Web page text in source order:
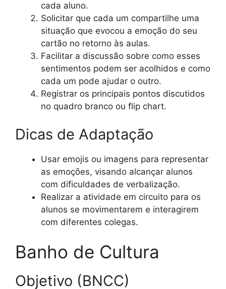
cada aluno.
Solicitar que cada um compartilhe uma
situação que evocou a emoção do seu
cartão no retorno às aulas.
Facilitar a discussão sobre como esses
sentimentos podem ser acolhidos e como
cada um pode ajudar o outro.
Registrar os principais pontos discutidos
no quadro branco ou flip chart.
Dicas de Adaptação
Usar emojis ou imagens para representar
as emoções, visando alcançar alunos
com dificuldades de verbalização.
Realizar a atividade em circuito para os
alunos se movimentarem e interagirem
com diferentes colegas.
Banho de Cultura
Objetivo (BNCC)